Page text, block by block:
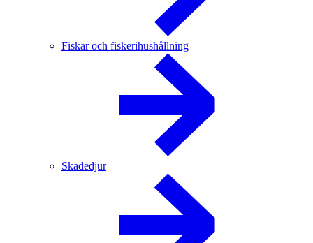
Fiskar och fiskerihushållning
Skadedjur